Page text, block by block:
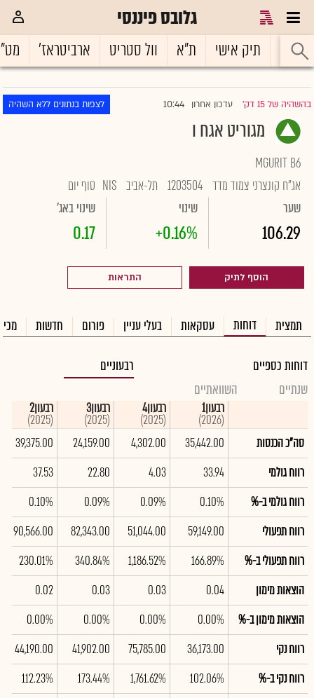
גלובס פיננסי
ראשי תיק אישי ת"א וול סטריט ארביטראז'
בהשהיה של 15 דק' |עדכון אחרון 10:44 לצפות בנתונים ללא השהיה
מגוריט אגח ו
MGURIT B6
אג"ח קונצרני צמוד מדד 1203504 תל-אביב NIS סוף יום
שער
106.29
שינוי
+0.16%
שינוי באג'
0.17
הוסף לתיק התראות
תמצית דוחות עסקאות בעלי עניין פורום חדשות
דוחות כספיים
רבעוניים
שנתיים
השוואתיים
רבעון1
(2026)
רבעון4
(2025)
רבעון3
(2025)
רבעון2
(2025)
סה"כ הכנסות
35,442.00
4,302.00
24,159.00
39,375.00
רווח גולמי
33.94
4.03
22.80
37.53
רווח גולמי ב-%
0.10%
0.09%
0.09%
0.10%
רווח תפעולי
59,149.00
51,044.00
82,343.00
90,566.00
רווח תפעולי ב-%
166.89%
1,186.52%
340.84%
230.01%
הוצאות מימון
0.04
0.03
0.03
0.02
הוצאות מימון ב-%
0.00%
0.00%
0.00%
0.00%
רווח נקי
36,173.00
75,785.00
41,902.00
44,190.00
רווח נקי ב-%
102.06%
1,761.62%
173.44%
112.23%